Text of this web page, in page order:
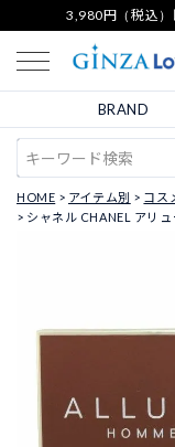
3,980円（税込）
BRAND
HOME アイテム別 コス
シャネル CHANEL アリ